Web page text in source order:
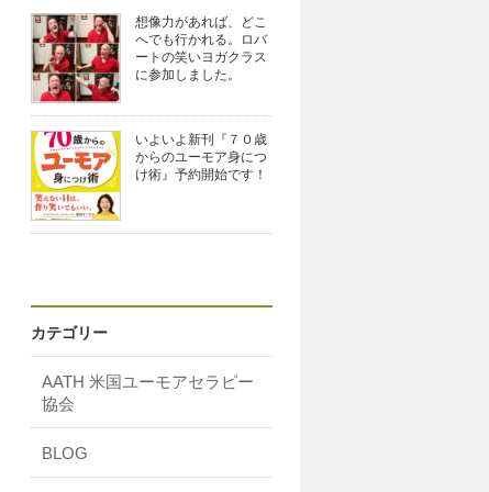
想像力があれば、どこ
へでも行かれる。ロバ
ートの笑いヨガクラス
に参加しました。
いよいよ新刊『７０歳
からのユーモア身につ
け術』予約開始です！
カテゴリー
AATH 米国ユーモアセラピー
協会
BLOG